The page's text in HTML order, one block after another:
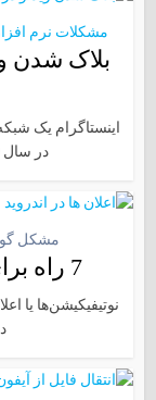
مشکلات نرم
اینستاگرام یک
در سال 2010 راه اندازی شد. برخلاف سایر...
مشکل
7 راه برای بهبود اعلان ها در اندروید
نوتیفیکیشن‌ها یا